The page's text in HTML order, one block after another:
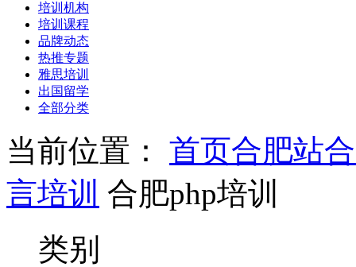
培训机构
培训课程
品牌动态
热推专题
雅思培训
出国留学
全部分类
当前位置： 首页合肥站
言培训 合肥php培训
类别